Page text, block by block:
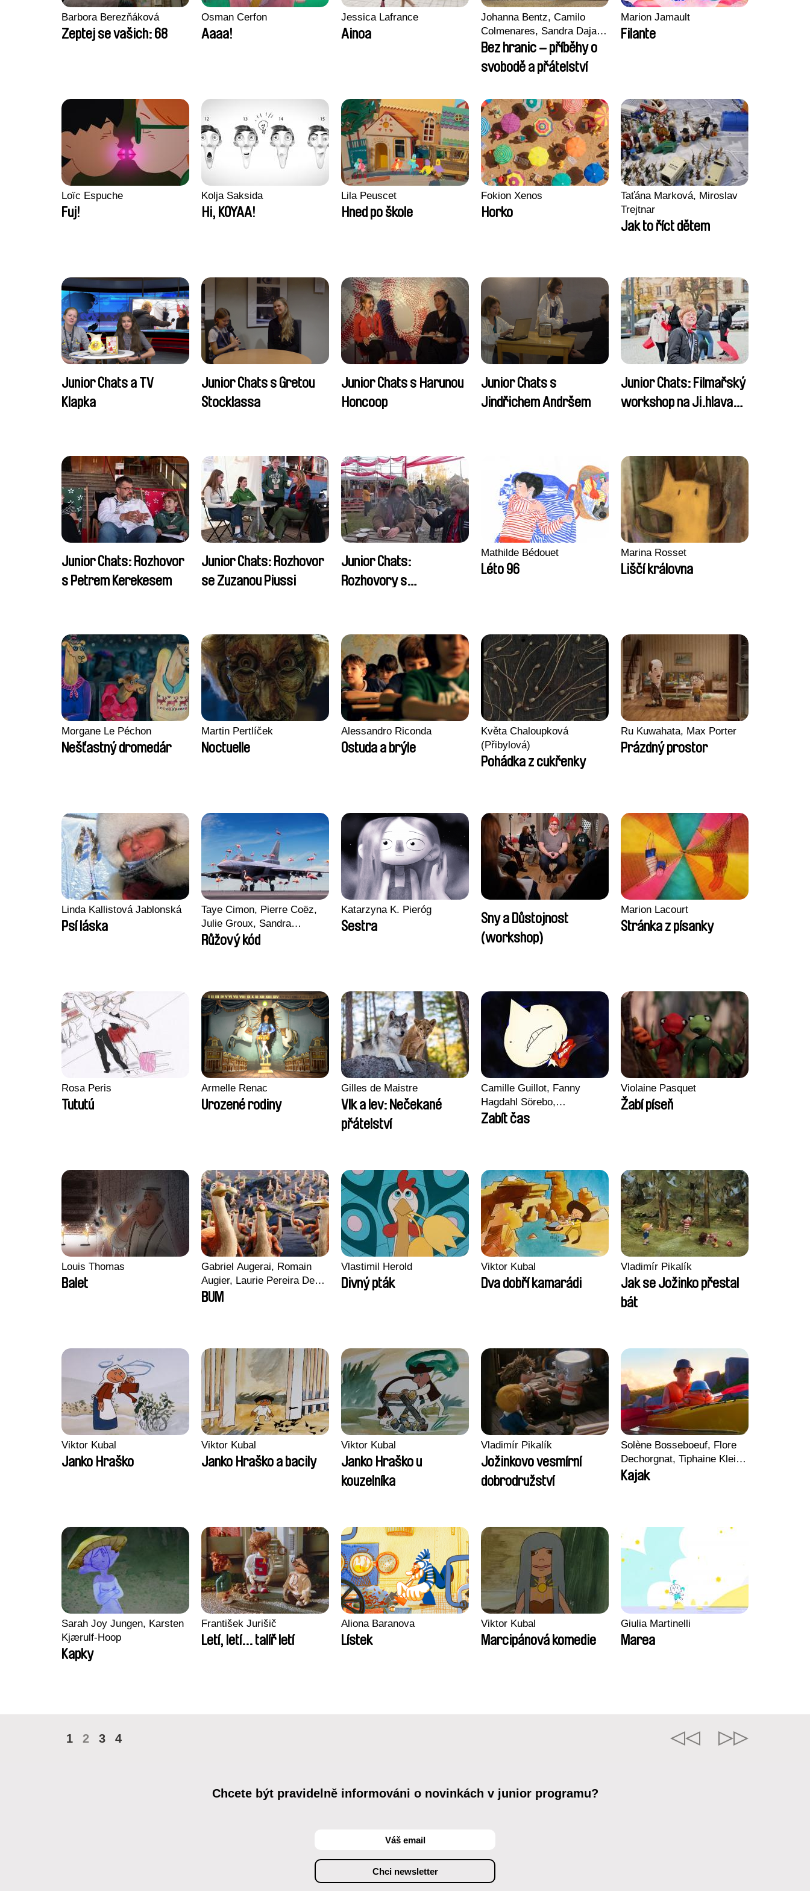
Barbora Berezňáková
Zeptej se vašich: 68
Osman Cerfon
Aaaa!
Jessica Lafrance
Ainoa
Johanna Bentz, Camilo
Colmenares, Sandra Dajani,
Madeleine Dallmeyer,
Nazgol Emami, Diana
Menestrey, Khaled Nawal,
Bez hranic – příběhy o
svobodě a přátelství
Marion Jamault
Filante
Loïc Espuche
Fuj!
Kolja Saksida
Hi, KOYAA!
Lila Peuscet
Hned po škole
Fokion Xenos
Horko
Taťána Marková, Miroslav
Trejtnar
Jak to říct dětem
Junior Chats a TV
Klapka
Junior Chats s Gretou
Stocklassa
Junior Chats s Harunou
Honcoop
Junior Chats s
Jindřichem Andršem
Junior Chats: Filmařský
workshop na Ji.hlava
Junior Chats: Rozhovor
s Petrem Kerekesem
Junior Chats: Rozhovor
se Zuzanou Piussi
Junior Chats:
Rozhovory s
Mathilde Bédouet
Léto 96
Marina Rosset
Liščí královna
Morgane Le Péchon
Nešťastný dromedár
Martin Pertlíček
Noctuelle
Alessandro Riconda
Ostuda a brýle
Květa Chaloupková
(Přibylová)
Pohádka z cukřenky
Ru Kuwahata, Max Porter
Prázdný prostor
Linda Kallistová Jablonská
Psí láska
Taye Cimon, Pierre Coëz,
Julie Groux, Sandra
Leydier, Manuarii Morel,
Romain Seisson
Růžový kód
Katarzyna K. Pieróg
Sestra
Sny a Důstojnost
(workshop)
Marion Lacourt
Stránka z písanky
Rosa Peris
Tututú
Armelle Renac
Urozené rodiny
Gilles de Maistre
Vlk a lev: Nečekané
přátelství
Camille Guillot, Fanny
Hagdahl Sörebo,
Aleksandra Krechman,
Zabít čas
Violaine Pasquet
Žabí píseň
Louis Thomas
Balet
Gabriel Augerai, Romain
Augier, Laurie Pereira De
Figueiredo, Charles Di
BUM
Vlastimil Herold
Divný pták
Viktor Kubal
Dva dobří kamarádi
Vladimír Pikalík
Jak se Jožinko přestal
bát
Viktor Kubal
Janko Hraško
Viktor Kubal
Janko Hraško a bacily
Viktor Kubal
Janko Hraško u
kouzelníka
Vladimír Pikalík
Jožinkovo vesmírní
dobrodružství
Solène Bosseboeuf, Flore
Dechorgnat, Tiphaine Klein,
Auguste Lefort, Antoine
Rossi
Kajak
Sarah Joy Jungen, Karsten
Kjærulf-Hoop
Kapky
František Jurišič
Letí, letí... talíř letí
Aliona Baranova
Lístek
Viktor Kubal
Marcipánová komedie
Giulia Martinelli
Marea
1 2 3 4
Chcete být pravidelně informováni o novinkách v junior programu?